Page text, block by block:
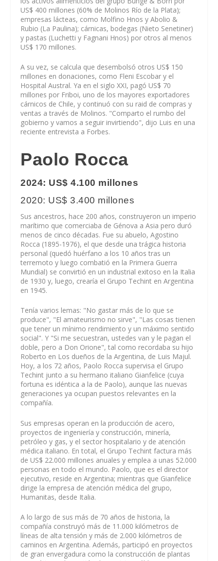
US$ 400 millones (60% de Molinos Río de la Plata);
empresas lácteas, como Molfino Hnos y Abolio &
Rubio (La Paulina); cárnicas, bodegas (Nieto Senetiner)
y pastas (Luchetti y Fagnani Hnos) por otros al menos
US$ 170 millones.
A su vez, se calcula que desembolsó otros US$ 150
millones en donaciones, como Fleni Escobar y el
Hospital Austral. Ya en el siglo XXI, pagó US$ 70
millones por Friboi, uno de los mayores exportadores
cárnicos de Chile, y continuó con su raid de compras y
ventas a través de Molinos. "Comparto el rumbo del
gobierno y vamos a seguir invirtiendo", dijo Luis en una
reciente entrevista a Forbes.
Paolo Rocca
2024: US$ 4.100 millones
2020: US$ 3.400 millones
Sus ancestros, hace 200 años, construyeron un imperio
marítimo que comerciaba de Génova a Asia pero duró
menos de cinco décadas. Fue su abuelo, Agostino
Rocca (1895-1976), el que desde una trágica historia
personal (quedó huérfano a los 10 años tras un
terremoto y luego combatió en la Primera Guerra
Mundial) se convirtió en un industrial exitoso en la Italia
de 1930 y, luego, crearía el Grupo Techint en Argentina
en 1945.
Tenía varios lemas: "No gastar más de lo que se
produce", "El amateurismo no sirve", "Las cosas tienen
que tener un mínimo rendimiento y un máximo sentido
social". Y "Si me secuestran, ustedes van y le pagan el
doble, pero a Don Orione", tal como recordaba su hijo
Roberto en Los dueños de la Argentina, de Luis Majul.
Hoy, a los 72 años, Paolo Rocca supervisa el Grupo
Techint junto a su hermano italiano Gianfelice (cuya
fortuna es idéntica a la de Paolo), aunque las nuevas
generaciones ya ocupan puestos relevantes en la
compañía.
Sus empresas operan en la producción de acero,
proyectos de ingeniería y construcción, minería,
petróleo y gas, y el sector hospitalario y de atención
médica italiano. En total, el Grupo Techint factura más
de US$ 22.000 millones anuales y emplea a unas 52.000
personas en todo el mundo. Paolo, que es el director
ejecutivo, reside en Argentina; mientras que Gianfelice
dirige la empresa de atención médica del grupo,
Humanitas, desde Italia.
A lo largo de sus más de 70 años de historia, la
compañía construyó más de 11.000 kilómetros de
líneas de alta tensión y más de 2.000 kilómetros de
caminos en Argentina. Además, participó en proyectos
de gran envergadura como la construcción de plantas